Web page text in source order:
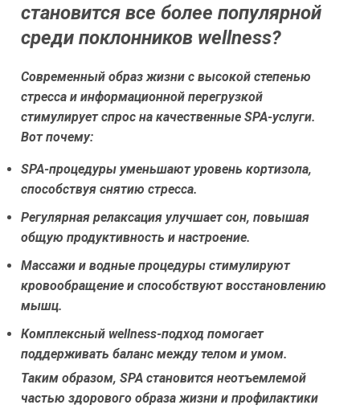
становится все более популярной
среди поклонников wellness?
Современный образ жизни с высокой степенью
стресса и информационной перегрузкой
стимулирует спрос на качественные SPA-услуги.
Вот почему:
SPA-процедуры уменьшают уровень кортизола,
способствуя снятию стресса.
Регулярная релаксация улучшает сон, повышая
общую продуктивность и настроение.
Массажи и водные процедуры стимулируют
кровообращение и способствуют восстановлению
мышц.
Комплексный wellness-подход помогает
поддерживать баланс между телом и умом.
Таким образом, SPA становится неотъемлемой
частью здорового образа жизни и профилактики